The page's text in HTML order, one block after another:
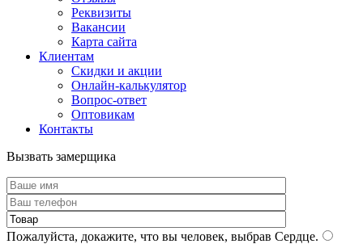
Реквизиты
Вакансии
Карта сайта
Клиентам
Скидки и акции
Онлайн-калькулятор
Вопрос-ответ
Оптовикам
Контакты
Вызвать замерщика
Пожалуйста, докажите, что вы человек, выбрав Сердце.